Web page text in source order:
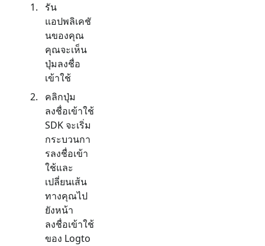
รัน
แอปพลิเคชั
นของคุณ
คุณจะเห็น
ปุ่มลงชื่อ
เข้าใช้
คลิกปุ่ม
ลงชื่อเข้าใช้
SDK จะเริ่ม
กระบวนกา
รลงชื่อเข้า
ใช้และ
เปลี่ยนเส้น
ทางคุณไป
ยังหน้า
ลงชื่อเข้าใช้
ของ Logto